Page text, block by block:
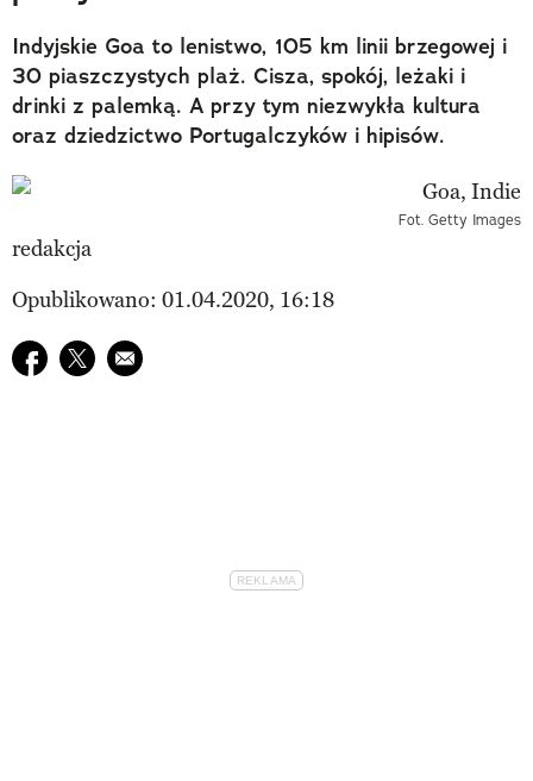
Indyjskie Goa to lenistwo, 105 km linii brzegowej i
30 piaszczystych plaż. Cisza, spokój, leżaki i
drinki z palemką. A przy tym niezwykła kultura
oraz dziedzictwo Portugalczyków i hipisów.
Fot. Getty Images
redakcja
Opublikowano: 01.04.2020, 16:18
Udostępnij na facebook
Udostępnij na twitter
E-mail do przyjaciela